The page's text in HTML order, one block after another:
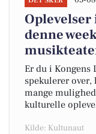
Oplevelser
denne
Er du i Kongens
spekulerer over,
mange
kulturelle
Kilde: Kultunaut